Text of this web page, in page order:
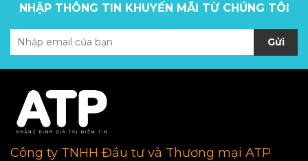
NHẬP THÔNG TIN KHUYẾN MÃI TỪ CHÚNG TÔI
Gửi
Công ty TNHH Đầu tư và Thương mại ATP